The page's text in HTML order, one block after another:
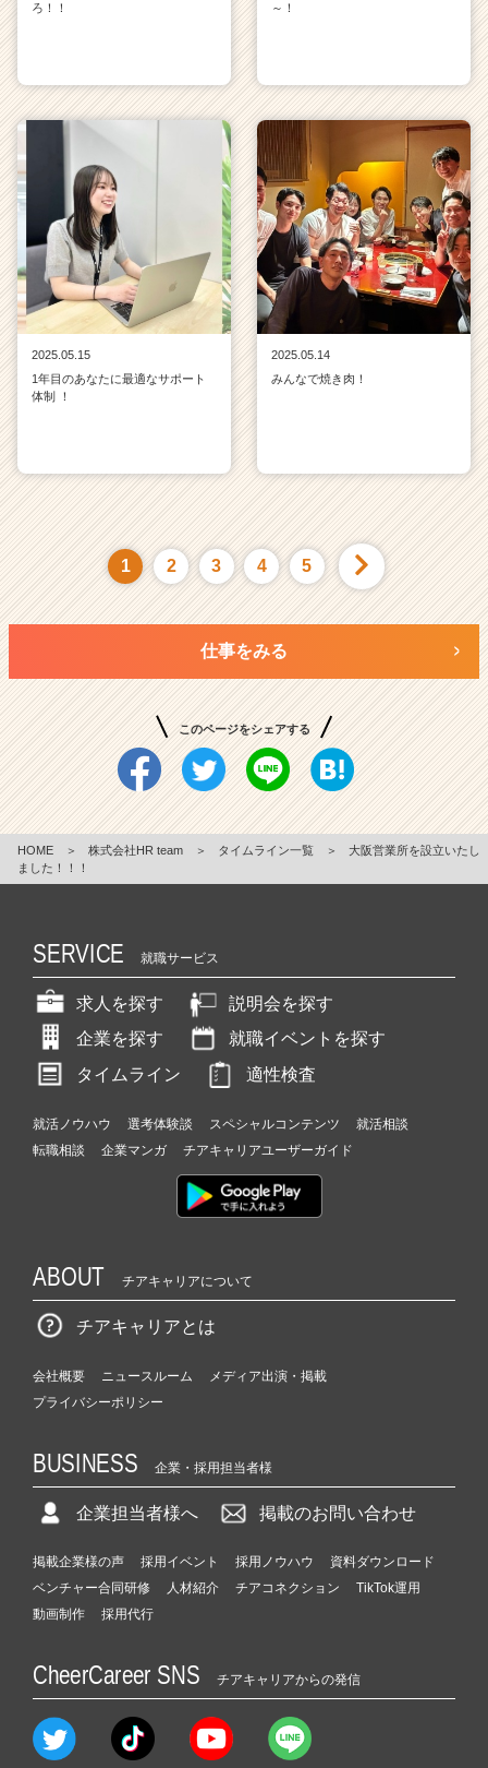
ろ！！
～！
2025.05.15
1年目のあなたに最適なサポート
体制 ！
2025.05.14
みんなで焼き肉！
1 2 3 4 5
仕事をみる
このページをシェアする
HOME ＞ 株式会社HR team ＞ タイムライン一覧 ＞
大阪営業所を設立いたし
ました！！！
SERVICE 就職サービス
求人を探す
説明会を探す
企業を探す
就職イベントを探す
タイムライン
適性検査
就活ノウハウ 選考体験談 スペシャルコンテンツ
就活相談
転職相談
企業マンガ チアキャリアユーザーガイド
ABOUT チアキャリアについて
チアキャリアとは
会社概要 ニュースルーム
メディア出演・掲載
プライバシーポリシー
BUSINESS 企業・採用担当者様
企業担当者様へ 掲載のお問い合わせ
掲載企業様の声 採用イベント 採用ノウハウ
資料ダウンロード
ベンチャー合同研修
人材紹介 チアコネクション
TikTok運用
動画制作
採用代行
CheerCareer SNS チアキャリアからの発信